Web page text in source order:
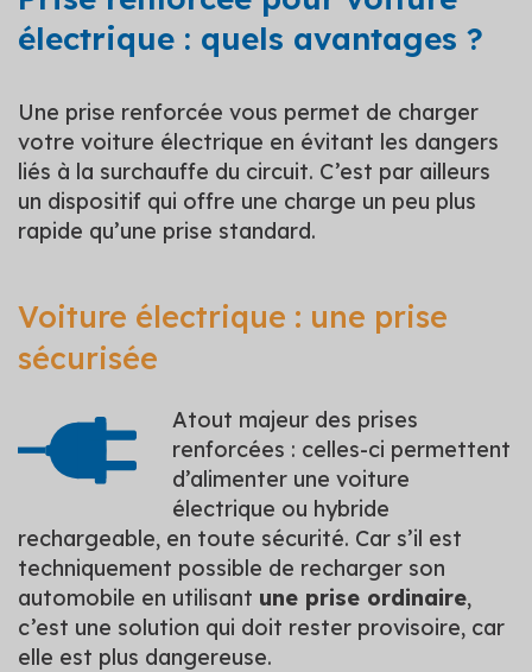
électrique : quels avantages ?
Une prise renforcée vous permet de charger
votre voiture électrique en évitant les dangers
liés à la surchauffe du circuit. C’est par ailleurs
un dispositif qui offre une charge un peu plus
rapide qu’une prise standard.
Voiture électrique : une prise
sécurisée
Atout majeur des prises
renforcées : celles-ci permettent
d’alimenter une voiture
électrique ou hybride
rechargeable, en toute sécurité. Car s’il est
techniquement possible de recharger son
automobile en utilisant une prise ordinaire,
c’est une solution qui doit rester provisoire, car
elle est plus dangereuse.